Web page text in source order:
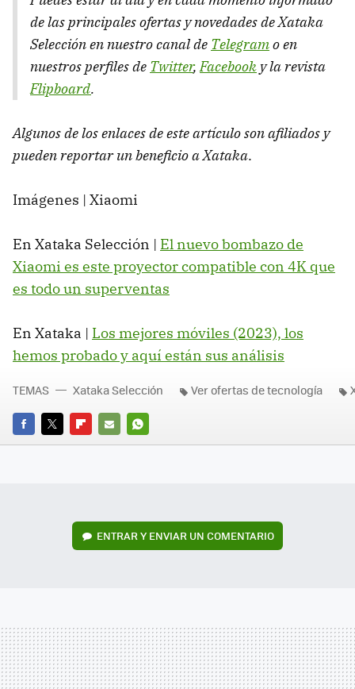
de las principales ofertas y novedades de Xataka
Selección en nuestro canal de Telegramo en
nuestros perfiles de Twitter,Facebook y la revista
Flipboard.
Algunos de los enlaces de este artículo son afiliados y
pueden reportar un beneficio a Xataka.
Imágenes | Xiaomi
En Xataka Selección | El nuevo bombazo de
Xiaomi es este proyector compatible con 4K que
es todo un superventas
En Xataka | Los mejores móviles (2023), los
hemos probado y aquí están sus análisis
FACEBOOK
TWITTERFLIPBOARD
E-
WHATSAPP
TEMAS Xataka Selección Ver ofertas de tecnología
ENTRAR Y ENVIAR UN COMENTARIO